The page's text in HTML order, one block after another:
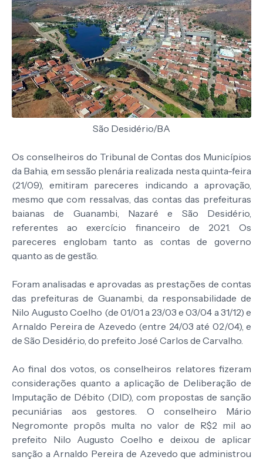
São Desidério/BA
Os conselheiros do Tribunal de Contas dos Municípios
da Bahia, em sessão plenária realizada nesta quinta-feira
(21/09), emitiram pareceres indicando a aprovação,
mesmo que com ressalvas, das contas das prefeituras
baianas de Guanambi, Nazaré e São Desidério,
referentes ao exercício financeiro de 2021. Os
pareceres englobam tanto as contas de governo
quanto as de gestão.
Foram analisadas e aprovadas as prestações de contas
das prefeituras de Guanambi, da responsabilidade de
Nilo Augusto Coelho (de 01/01 a 23/03 e 03/04 a 31/12) e
Arnaldo Pereira de Azevedo (entre 24/03 até 02/04), e
de São Desidério, do prefeito José Carlos de Carvalho.
Ao final dos votos, os conselheiros relatores fizeram
considerações quanto a aplicação de Deliberação de
Imputação de Débito (DID), com propostas de sanção
pecuniárias aos gestores. O conselheiro Mário
Negromonte propôs multa no valor de R$2 mil ao
prefeito Nilo Augusto Coelho e deixou de aplicar
sanção a Arnaldo Pereira de Azevedo que administrou